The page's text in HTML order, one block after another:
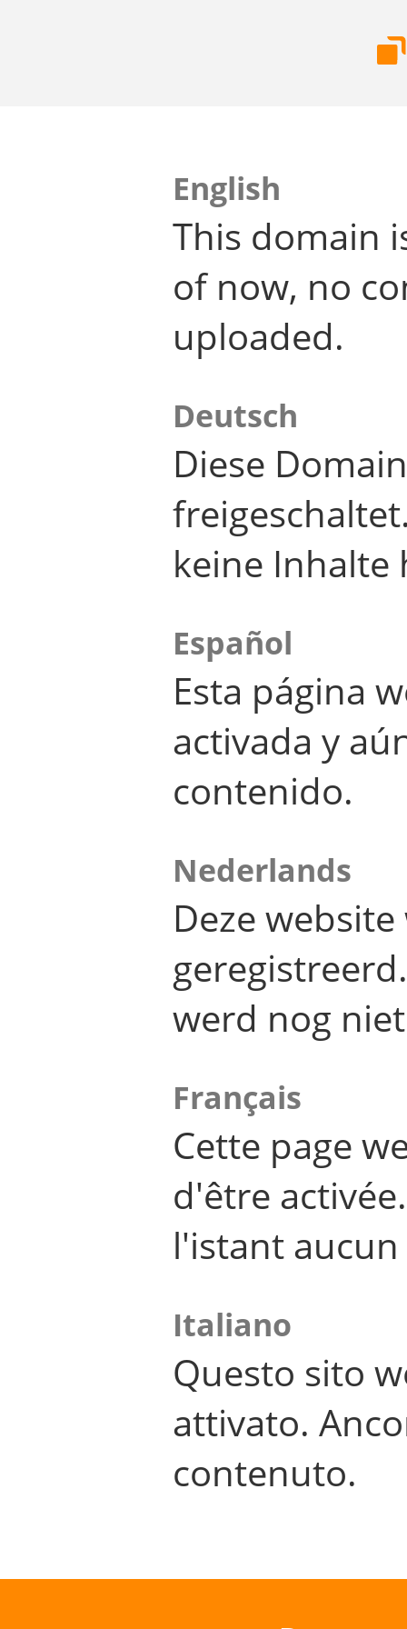
English
This domain
of now, no
uploaded.
Deutsch
Diese
keine Inhalte
Español
Esta página
activada y
contenido.
Nederlands
Deze
werd nog
Français
Cette page
d'être
l'istant
Italiano
Questo sito
attivato.
contenuto.